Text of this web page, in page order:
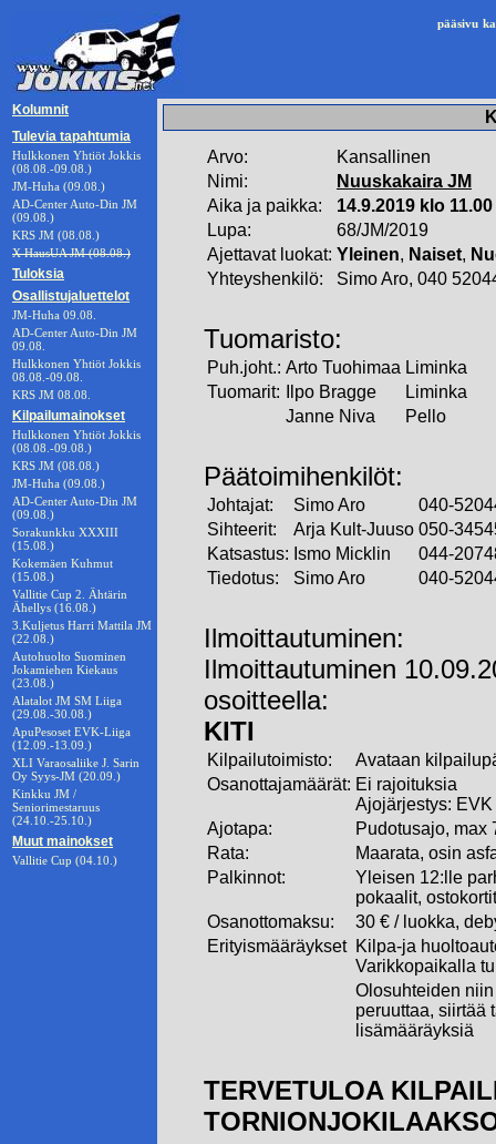
pääsivu
Kolumnit
Tulevia tapahtumia
Hulkkonen Yhtiöt Jokkis
(08.08.-09.08.)
JM-Huha (09.08.)
AD-Center Auto-Din JM
(09.08.)
KRS JM (08.08.)
X HausUA JM (08.08.)
Tuloksia
Osallistujaluettelot
JM-Huha 09.08.
AD-Center Auto-Din JM
09.08.
Hulkkonen Yhtiöt Jokkis
08.08.-09.08.
KRS JM 08.08.
Kilpailumainokset
Hulkkonen Yhtiöt Jokkis
(08.08.-09.08.)
KRS JM (08.08.)
JM-Huha (09.08.)
AD-Center Auto-Din JM
(09.08.)
Sorakunkku XXXIII
(15.08.)
Kokemäen Kuhmut
(15.08.)
Vallitie Cup 2. Ähtärin
Ähellys (16.08.)
3.Kuljetus Harri Mattila JM
(22.08.)
Autohuolto Suominen
Jokamiehen Kiekaus
(23.08.)
Alatalot JM SM Liiga
(29.08.-30.08.)
ApuPesoset EVK-Liiga
(12.09.-13.09.)
XLI Varaosaliike J. Sarin
Oy Syys-JM (20.09.)
Kinkku JM /
Seniorimestaruus
(24.10.-25.10.)
Muut mainokset
Vallitie Cup (04.10.)
Arvo:
Kansallinen
Nimi:
Nuuskakaira JM
Aika ja paikka:
14.9.2019 klo
Lupa:
68/JM/2019
Ajettavat luokat: Yleinen, Naiset,
Yhteyshenkilö:
Simo Aro, 040
Tuomaristo:
Puh.joht.: Arto Tuohimaa Liminka
Tuomarit:
Ilpo Bragge
Liminka
Janne Niva
Pello
Päätoimihenkilöt:
Johtajat: Simo Aro
040-
Sihteerit:
Arja Kult-Juuso 050-
Katsastus: Ismo Micklin
044-
Tiedotus:
Simo Aro 040-
Ilmoittautuminen:
Ilmoittautuminen
osoitteella:
KITI
Kilpailutoimisto:
Avataan
Osanottajamäärät: Ei rajoituksia
Ajojärjestys:
Ajotapa:
Pudotusajo, max
Rata:
Maarata, osin
Palkinnot:
Yleisen 12:lle
pokaalit,
Osanottomaksu:
30 € / luokka,
Erityismääräykset Kilpa-ja
Varikkopaikalla
Olosuhteiden
peruuttaa, siirtää
lisämääräyksiä
TERVETULOA